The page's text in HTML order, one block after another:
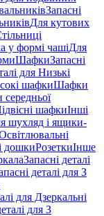
Запасні
Для кутових
у формі чашіДля
ШафкиЗапасні
для Низькі
шафкиШафки
шафкиІнші
шухляд і ящики-
дошкиРозеткиІнше
Запасні деталі
деталі для З
для Дзеркальні
для З